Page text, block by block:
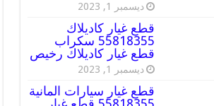
ديسمبر 1, 2023
قطع غيار كاديلاك
55818355 سكراب
قطع غيار كاديلاك رخيص
ديسمبر 1, 2023
قطع غيار سيارات المانية